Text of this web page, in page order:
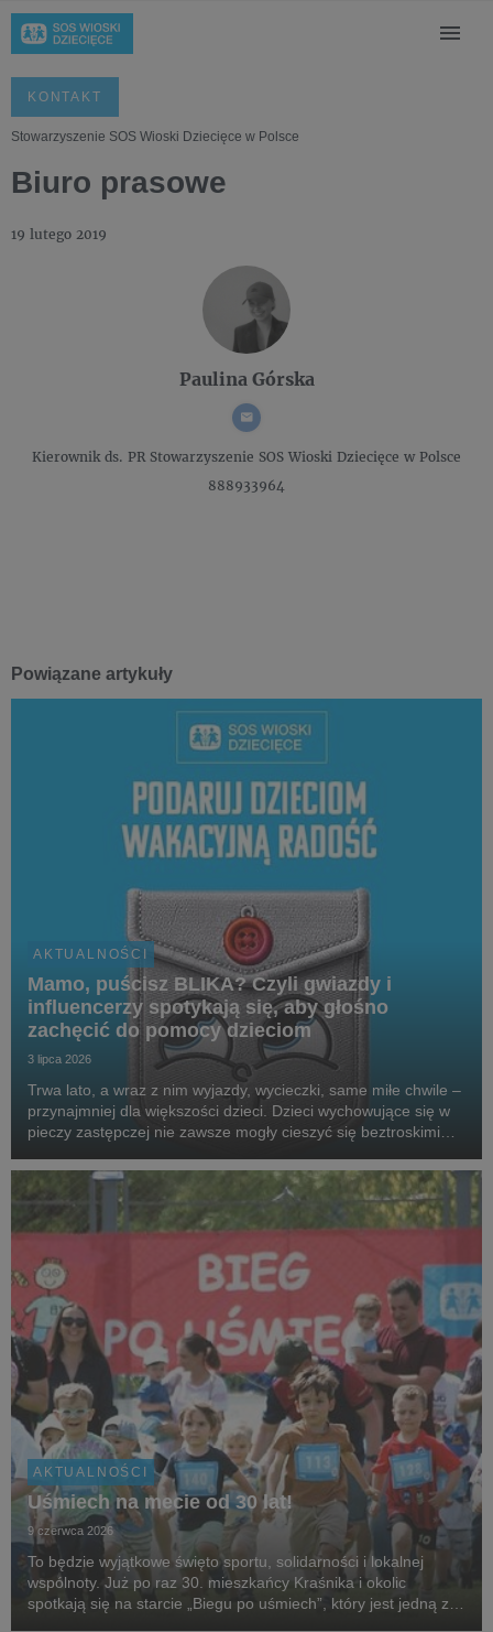
KONTAKT
Stowarzyszenie SOS Wioski Dziecięce w Polsce
Biuro prasowe
19 lutego 2019
Paulina Górska
Kierownik ds. PRStowarzyszenie SOS Wioski Dziecięce w Polsce
888933964
Powiązane artykuły
AKTUALNOŚCI
Mamo, puścisz BLIKA? Czyli gwiazdy i
influencerzy spotykają się, aby głośno
zachęcić do pomocy dzieciom
3 lipca 2026
Trwa lato, a wraz z nim wyjazdy, wycieczki, same miłe chwile –
przynajmniej dla większości dzieci. Dzieci wychowujące się w
pieczy zastępczej nie zawsze mogły cieszyć się beztroskimi
SOS Wiosek Dziecięcych, gwiazdy,...
AKTUALNOŚCI
Uśmiech na mecie od 30 lat!
9 czerwca 2026
To będzie wyjątkowe święto sportu, solidarności i lokalnej
wspólnoty. Już po raz 30. mieszkańcy Kraśnika i okolic
spotkają się na starcie „Biegu po uśmiech”, który jest jedną z